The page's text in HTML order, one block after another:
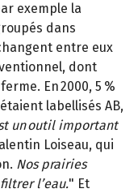
exemple la
dans
entre eux
dont
En 2000, 5 %
labellisés AB,
un outil important
Loiseau, qui
Nos prairies
l’eau." Et